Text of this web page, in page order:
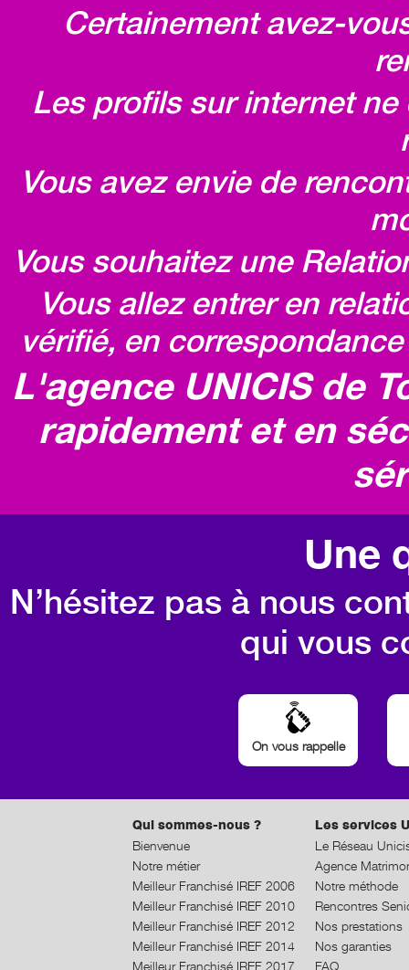
Certainement avez-
Les profils sur internet
Vous avez envie de
Vous souhaitez une
Vous allez entrer en
vérifié, en
L'agence UNICIS de
rapidement et en
Une
N’hésitez pas à nous
qui vous
On vous rappelle
Qui sommes-nous ?
Bienvenue
Notre métier
Meilleur Franchisé IREF 2006
Meilleur Franchisé IREF 2010
Meilleur Franchisé IREF 2012
Meilleur Franchisé IREF 2014
Meilleur Franchisé IREF 2017
Les services
Le Réseau
Agence
Notre méthode
Rencontres
Nos prestations
Nos garanties
FAQ